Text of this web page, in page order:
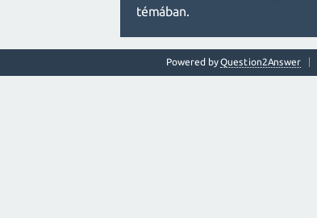
témában.
Powered byQuestion2Answer